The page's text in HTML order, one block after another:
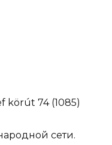
körút 74 (1085)
сети.